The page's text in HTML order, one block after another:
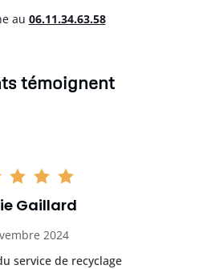
au 06.11.34.63.58
témoignent
Gaillard
2024
service de recyclage